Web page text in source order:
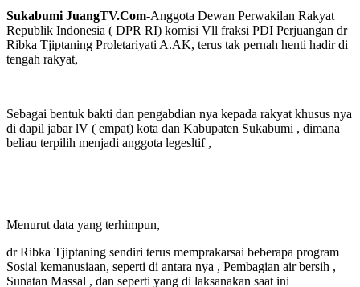
Sukabumi JuangTV.Com-Anggota Dewan Perwakilan Rakyat
Republik Indonesia ( DPR RI) komisi Vll fraksi PDI Perjuangan dr
Ribka Tjiptaning Proletariyati A.AK, terus tak pernah henti hadir di
tengah rakyat,
Sebagai bentuk bakti dan pengabdian nya kepada rakyat khusus nya
di dapil jabar lV ( empat) kota dan Kabupaten Sukabumi , dimana
beliau terpilih menjadi anggota legesltif ,
Menurut data yang terhimpun,
dr Ribka Tjiptaning sendiri terus memprakarsai beberapa program
Sosial kemanusiaan, seperti di antara nya , Pembagian air bersih ,
Sunatan Massal , dan seperti yang di laksanakan saat ini